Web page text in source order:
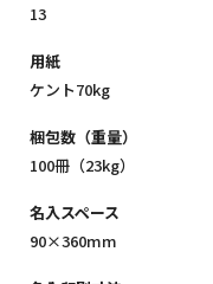
13
用紙
ケント70kg
梱包数（重量）
100冊（23kg）
名入スペース
90×360mm